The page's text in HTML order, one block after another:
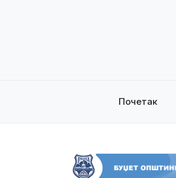
Почетак